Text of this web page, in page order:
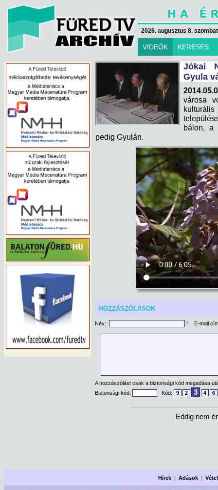
2026. augusztus 8.
VIDEÓK KERESÉS
Jókai
Gyula
városa
bálon, a
pedig Gyulán.
HOZZÁSZÓLÁSOK
Név: * E-mail
A hozzászólást csak a biztonsági kód megadása
Biztonsági kód:
Kód: 9 2 3 4 6
Eddig nem
Hírek |Adások |